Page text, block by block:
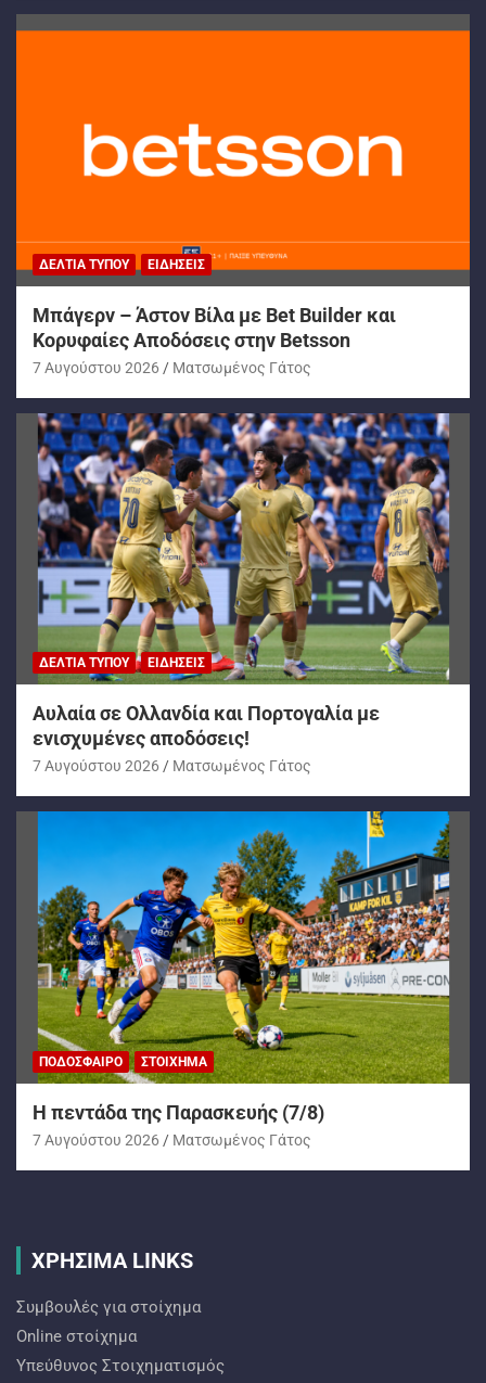
ΔΕΛΤΊΑ ΤΎΠΟΥ ΕΙΔΉΣΕΙΣ
Μπάγερν – Άστον Βίλα με Bet Builder και
Κορυφαίες Αποδόσεις στην Betsson
7 Αυγούστου 2026 Ματσωμένος Γάτος
ΔΕΛΤΊΑ ΤΎΠΟΥ ΕΙΔΉΣΕΙΣ
Αυλαία σε Ολλανδία και Πορτογαλία με
ενισχυμένες αποδόσεις!
7 Αυγούστου 2026 Ματσωμένος Γάτος
ΠΟΔΌΣΦΑΙΡΟ ΣΤΟΊΧΗΜΑ
H πεντάδα της Παρασκευής (7/8)
7 Αυγούστου 2026 Ματσωμένος Γάτος
ΧΡΗΣΙΜΑ LINKS
Συμβουλές για στοίχημα
Online στοίχημα
Υπεύθυνος Στοιχηματισμός